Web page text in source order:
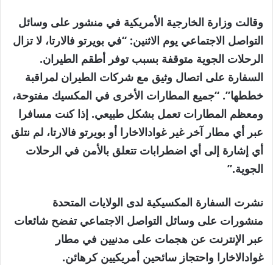
وقالت وزارة الخارجية الأمريكية في منشور على وسائل
التواصل الاجتماعي يوم الاثنين: “في بويرتو فالارتا، لا تزال
الرحلات الجوية متوقفة بسبب توفر أطقم الطيران.
السفارة على اتصال وثيق مع شركات الطيران لمراقبة
خططها”. “جميع المطارات الأخرى في المكسيك مفتوحة،
ومعظم المطارات تعمل بشكل طبيعي. إذا كنت مسافرا
عبر أي مطار آخر غير غوادالاخارا أو بويرتو فالارتا، لم نتلق
أي إشارة إلى أي اضطرابات تتعلق بالأمن في الرحلات
الجوية.”
نشرت السفارة المكسيكية لدى الولايات المتحدة
منشورات على وسائل التواصل الاجتماعي تفضح شائعات
عبر الإنترنت عن هجمات على مدنيين في مطار
غوادالاخارا واحتجاز سائحين أمريكيين كرهائن.